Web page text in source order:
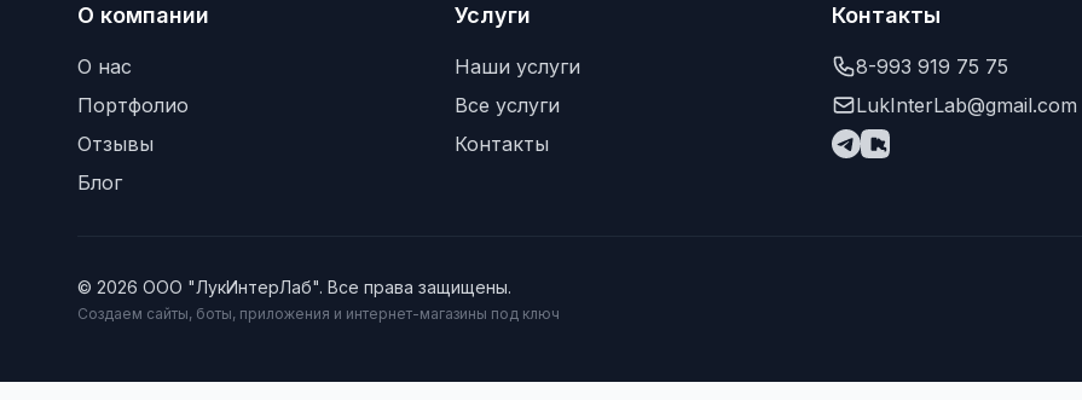
О компании
О нас
Портфолио
Отзывы
Блог
Услуги
Наши услуги
Все услуги
Контакты
Контакты
8-993 919 75 75
LukInterLab@gmail.com
© 2026 ООО "ЛукИнтерЛаб". Все права защищены.
Создаем сайты, боты, приложения и интернет-магазины под ключ